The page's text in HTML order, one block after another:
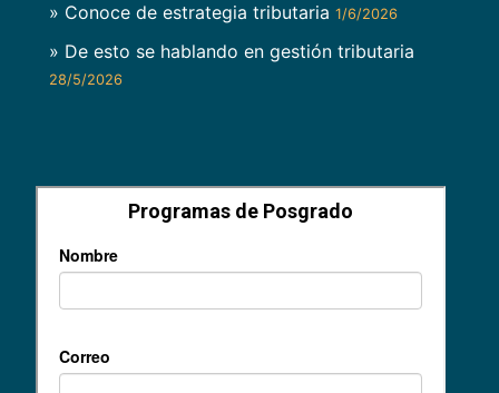
» Conoce de estrategia tributaria 1/6/2026
» De esto se hablando en gestión tributaria
28/5/2026